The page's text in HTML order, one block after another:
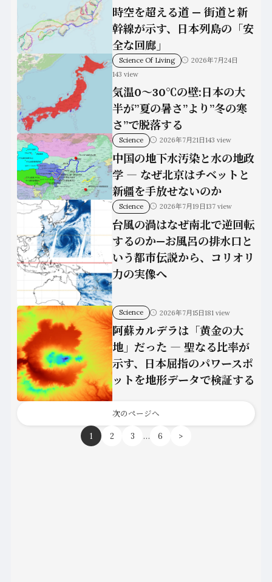
時空を超える道 — 街道と新
幹線が示す、日本列島の「安
全な回廊」
Science Of Living
2026年7月24日
143 view
気温0〜30℃の壁:日本の大
半が”夏の暑さ”より”冬の寒
さ”で脱落する
Science 2026年7月21日143 view
中国の地下水汚染と水の地政
学 ― なぜ北京はチベットと
新疆を手放せないのか
Science 2026年7月19日137 view
台風の渦はなぜ南北で逆回転
するのか—お風呂の排水口と
いう都市伝説から、コリオリ
力の実像へ
Science 2026年7月15日181 view
阿蘇カルデラは「黄金の大
地」だった ― 聖なる比率が
示す、日本屈指のパワースポ
ットを地形データで検証する
次のページへ
1 2 3 … 6 >